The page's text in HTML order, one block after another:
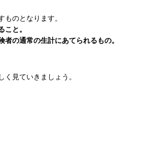
のとなります。
と。
の通常の生計にあてられるもの。
見ていきましょう。